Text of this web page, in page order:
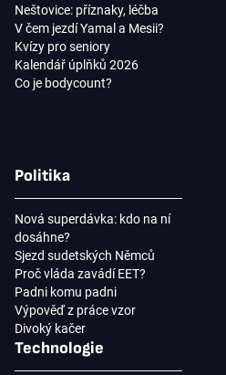
Neštovice: příznaky, léčba
V čem jezdí Yamal a Mesii?
Kvízy pro seniory
Kalendář úplňků 2026
Co je bodycount?
Politika
Nová superdávka: kdo na ní
dosáhne?
Sjezd sudetských Němců
Proč vláda zavádí EET?
Padni komu padni
Výpověď z práce vzor
Divoký kačer
Technologie